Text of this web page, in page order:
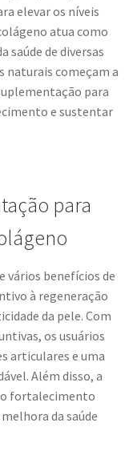
elevar os níveis
atua como
saúde de diversas
naturais começam a
para
e sustentar
para
vários benefícios de
à regeneração
da pele. Com
os usuários
articulares e uma
Além disso, a
fortalecimento
da saúde